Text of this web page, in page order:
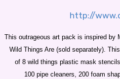
http://
This outrageous art pack is inspired by
Wild Things Are (sold separately).
of 8 wild things plastic mask
100 pipe cleaners, 200 foam